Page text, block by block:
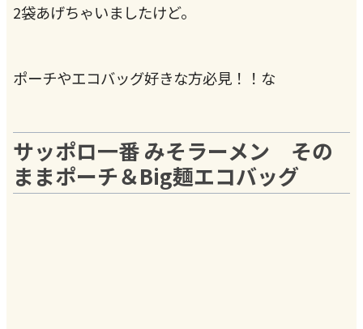
2袋あげちゃいましたけど。
ポーチやエコバッグ好きな方必見！！な
サッポロ一番 みそラーメン その
ままポーチ＆Big麺エコバッグ